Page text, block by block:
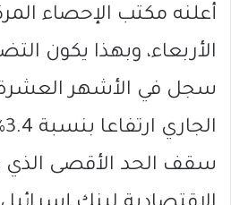
أعلنه مكتب الإحصاء
الأربعاء، وبهذا يكون
سجل في الأشهر العشرة
سقف الحد الأقصى الذي